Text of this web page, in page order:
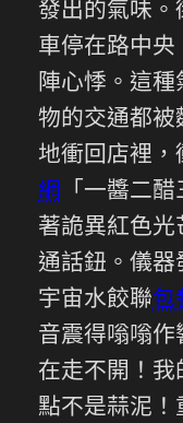
發出的氣味。
車停在路中
陣心悸。這
物的交通都被
地衝回店裡，
網 「一醬二
著詭異紅色光
通話鈕。儀器
宇宙水餃聯包
音震得嗡嗡作
在走不開！
點不是蒜泥！